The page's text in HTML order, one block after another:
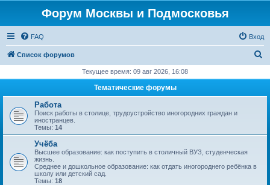
Форум Москвы и Подмосковья
FAQ Вход
Список форумов
с
Текущее время: 09 авг 2026, 16:08
Тематические форумы
Работа
Поиск работы в столице, трудоустройство иногородних граждан и
иностранцев.
Темы: 14
Учёба
Высшее образование: как поступить в столичный ВУЗ, студенческая
жизнь.
Среднее и дошкольное образование: как отдать иногороднего ребёнка в
школу или детский сад.
Темы: 18